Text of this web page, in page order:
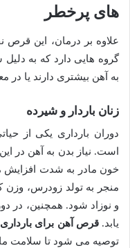
های پرخطر
علاوه بر درمان، این
گروه هایی دارد که به دلیل
به آهن بیشتری دارند یا
زنان باردار و شیرده
دوران بارداری یکی از
است. نیاز بدن به آهن در
خون مادر به شدت افزایش
منجر به تولد زودرس، وزن
و نوزاد شود. همچنین، در
یابد.قرص آهن برای بارداری
توصیه می شود تا سلامت